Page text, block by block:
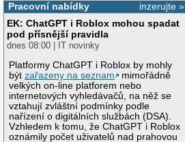
inzerujte »
Pracovní nabídky
EK: ChatGPT i Roblox mohou spadat
pod přísnější pravidla
dnes 08:00 | IT novinky
Platformy ChatGPT i Roblox by mohly
býtzařazeny na seznam
mimořádně
velkých on-line platforem nebo
internetových vyhledávačů, na něž se
vztahují zvláštní podmínky podle
nařízení o digitálních službách (DSA).
Vzhledem k tomu, že ChatGPT i Roblox
oznámily počet uživatelů nad prahovou